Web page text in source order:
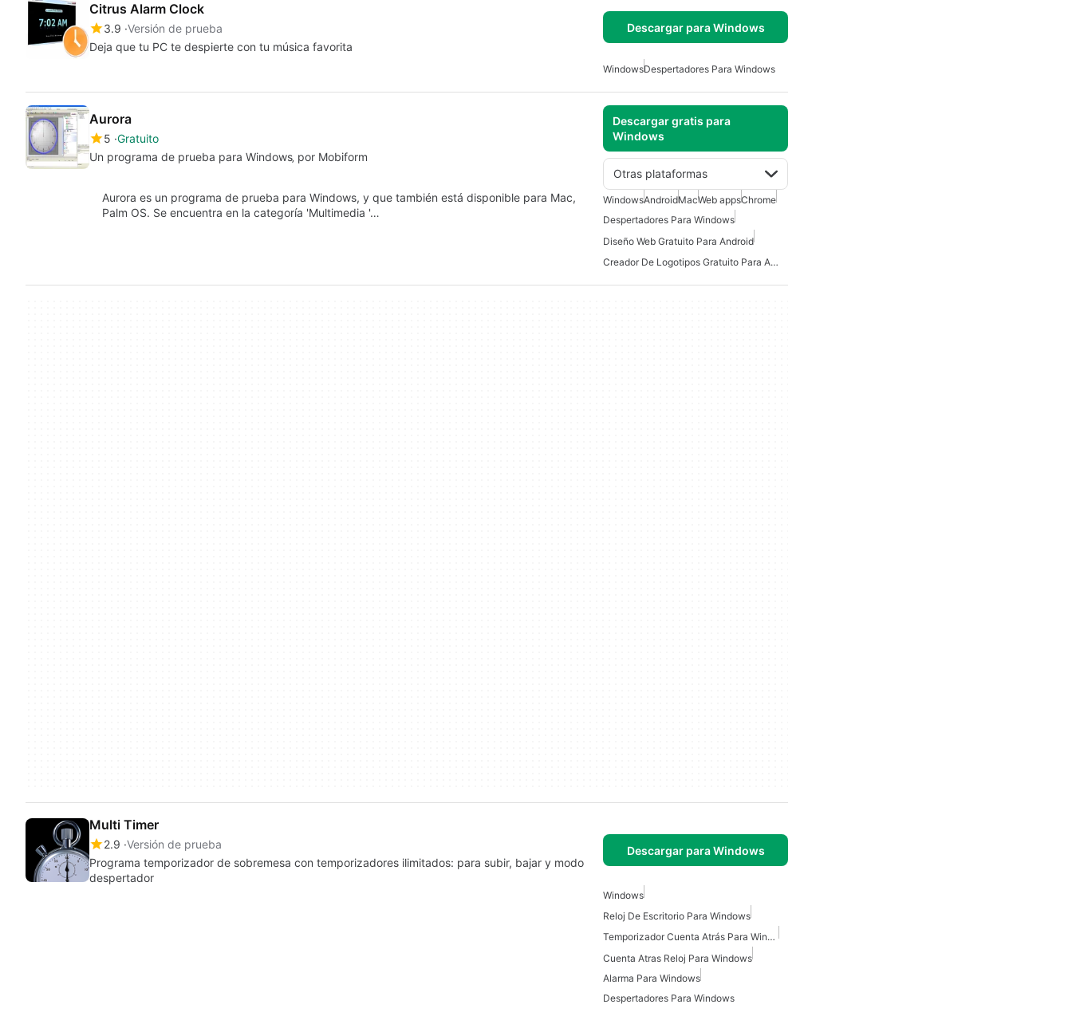
Citrus Alarm Clock
3.9 Versión de prueba
Deja que tu PC te despierte con tu música favorita
Descargar para Windows
WindowsDespertadores Para Windows
Aurora
5 Gratuito
Un programa de prueba para Windows‚ por Mobiform
Descargar gratis para
Windows
Otras plataformas
Aurora es un programa de prueba para Windows, y que también está disponible para Mac,
Palm OS. Se encuentra en la categoría 'Multimedia '…
WindowsAndroidMacWeb appsChrome
Despertadores Para Windows
Diseño Web Gratuito Para Android
Creador De Logotipos Gratuito Para Android
Multi Timer
2.9 Versión de prueba
Programa temporizador de sobremesa con temporizadores ilimitados: para subir, bajar y modo
despertador
Descargar para Windows
Windows
Reloj De Escritorio Para Windows
Temporizador Cuenta Atrás Para Windows
Cuenta Atras Reloj Para Windows
Alarma Para Windows
Despertadores Para Windows